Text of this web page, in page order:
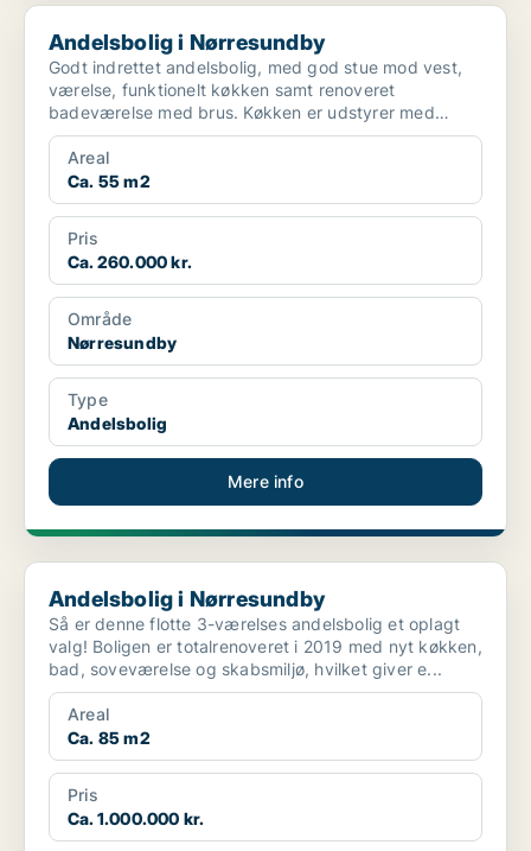
Andelsbolig i Nørresundby
Andelsbolig i Nørresundby
Godt indrettet andelsbolig, med god stue mod vest,
værelse, funktionelt køkken samt renoveret
badeværelse med brus. Køkken er udstyrer med
opvaskemaskine, kø...
Areal
Ca. 55 m2
Pris
Ca. 260.000 kr.
Område
Nørresundby
Type
Andelsbolig
Mere info
Andelsbolig i Nørresundby
Andelsbolig i Nørresundby
Så er denne flotte 3-værelses andelsbolig et oplagt
valg! Boligen er totalrenoveret i 2019 med nyt køkken,
bad, soveværelse og skabsmiljø, hvilket giver e...
Areal
Ca. 85 m2
Pris
Ca. 1.000.000 kr.